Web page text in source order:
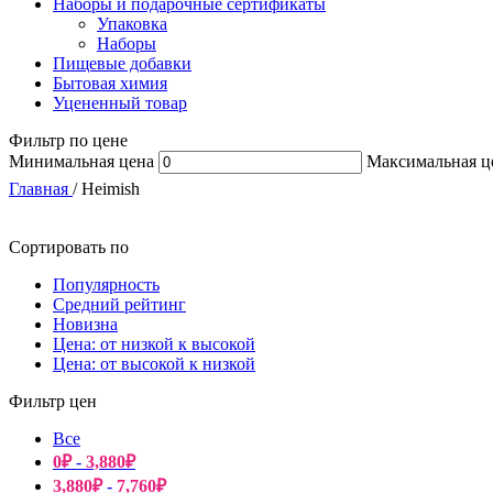
Упаковка
Наборы
Пищевые добавки
Бытовая химия
Уцененный товар
Фильтр по цене
Минимальная цена
Максимальная
Главная / Heimish
Сортировать по
Популярность
Средний рейтинг
Новизна
Цена: от низкой к высокой
Цена: от высокой к низкой
Фильтр цен
Все
0₽- 3,880₽
3,880₽- 7,760₽